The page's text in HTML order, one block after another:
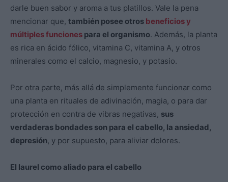
darle buen sabor y aroma a tus platillos. Vale la pena
mencionar que, también posee otros beneficios y
múltiples funciones para el organismo. Además, la planta
es rica en ácido fólico, vitamina C, vitamina A, y otros
minerales como el calcio, magnesio, y potasio.
Por otra parte, más allá de simplemente funcionar como
una planta en rituales de adivinación, magia, o para dar
protección en contra de vibras negativas, sus
verdaderas bondades son para el cabello, la ansiedad,
depresión, y por supuesto, para aliviar dolores.
El laurel como aliado para el cabello